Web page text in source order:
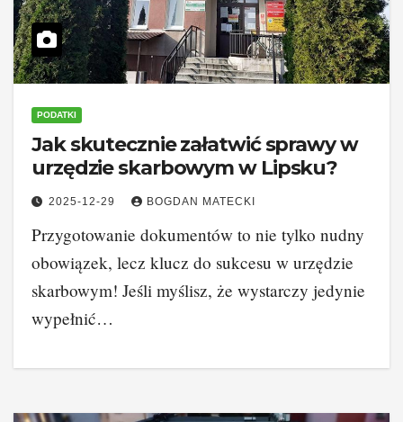
PODATKI
Jak skutecznie załatwić sprawy w
urzędzie skarbowym w Lipsku?
2025-12-29 BOGDAN MATECKI
Przygotowanie dokumentów to nie tylko nudny
obowiązek, lecz klucz do sukcesu w urzędzie
skarbowym! Jeśli myślisz, że wystarczy jedynie
wypełnić…